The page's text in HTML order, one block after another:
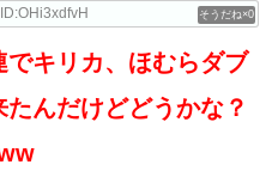
0
ID:OHi3xdfvH
でキリカ、ほむらダブ
んだけどどうかな？